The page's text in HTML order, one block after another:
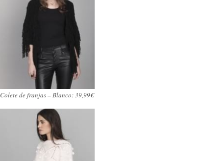
Colete de franjas – Blanco: 39,99€